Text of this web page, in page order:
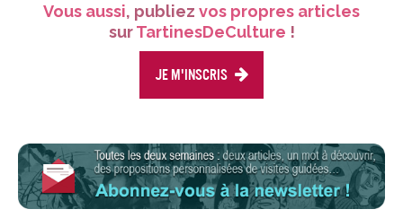
Vous aussi, publiez vos propres articles
surTartinesDeCulture !
Je m'inscris